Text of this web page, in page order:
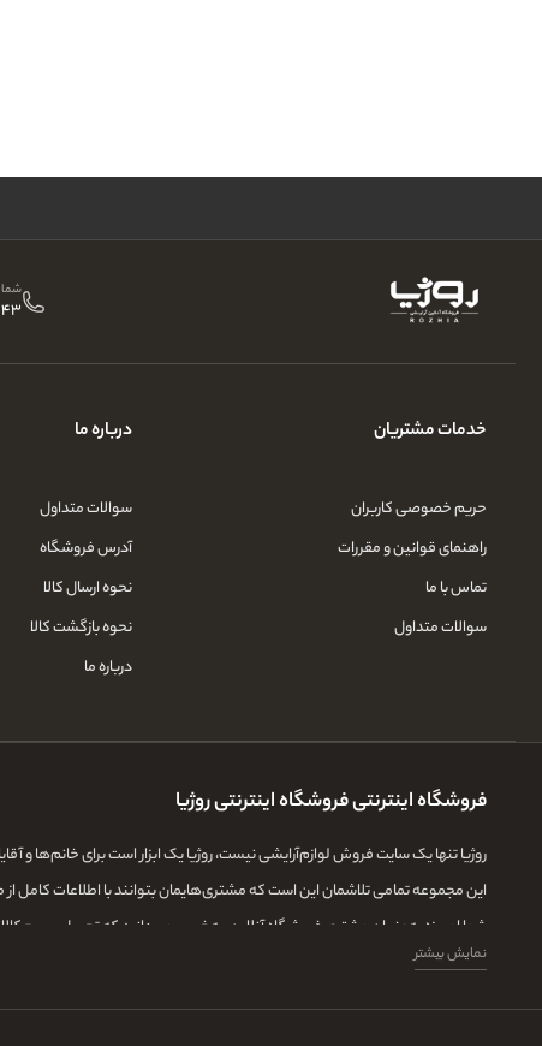
خدمات مشتریان
حریم خصوصی کاربران
راهنمای قوانین و مقررات
تماس با ما
سوالات متداول
درباره ما
سوالات متداول
آدرس فروشگاه
نحوه ارسال کالا
نحوه بازگشت کالا
درباره ما
فروشگاه اینترنتی فروشگاه اینترنتی روژیا
روژیا تنها یک سایت فروش لوازم‌آرایشی نیست، روژیا یک ابزار است برای خانم‌ها
این مجموعه تمامی تلاشمان این است که مشتری‌هایمان بتوانند با اطلاعات کامل
شما امروزه به‌عنوان مشتری فروشگاه آنلاین، به‌خوبی می‌دانید که تحویل سریع
درعین‌حال که تمامی تلاشمان را برای دادن اطلاعات جامع درباره تمامی محصولات
نمایش بیشتر